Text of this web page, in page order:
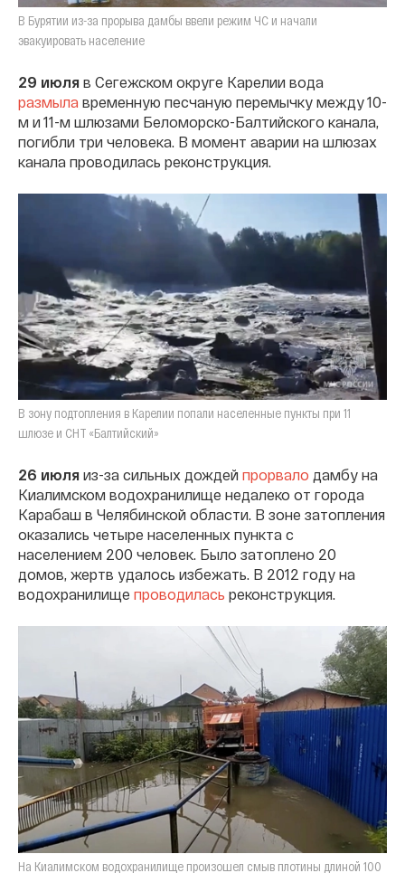
В Бурятии из-за прорыва дамбы ввели режим ЧС и начали
эвакуировать население
29 июля в Сегежском округе Карелии вода
размыла временную песчаную перемычку между 10-
м и 11-м шлюзами Беломорско-Балтийского канала,
погибли три человека. В момент аварии на шлюзах
канала проводилась реконструкция.
В зону подтопления в Карелии попали населенные пункты при 11
шлюзе и СНТ «Балтийский»
26 июля из-за сильных дождей прорвало дамбу на
Киалимском водохранилище недалеко от города
Карабаш в Челябинской области. В зоне затопления
оказались четыре населенных пункта с
населением 200 человек. Было затоплено 20
домов, жертв удалось избежать. В 2012 году на
водохранилище проводилась реконструкция.
На Киалимском водохранилище произошел смыв плотины длиной 100